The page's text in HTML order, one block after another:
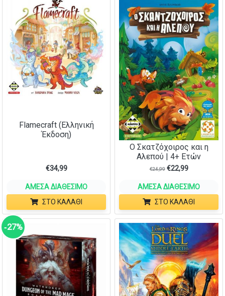
Flamecraft (Ελληνική
Έκδοση)
€34,99
ΆΜΕΣΑ ΔΙΑΘΈΣΙΜΟ
ΣΤΟ ΚΑΛΆΘΙ
Ο Σκατζόχοιρος και η
Αλεπού | 4+ Ετών
€24,99 €22,99
ΆΜΕΣΑ ΔΙΑΘΈΣΙΜΟ
ΣΤΟ ΚΑΛΆΘΙ
‑27%